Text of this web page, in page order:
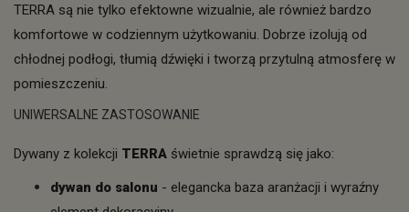
TERRA są nie tylko efektowne wizualnie, ale również bardzo
komfortowe w codziennym użytkowaniu. Dobrze izolują od
chłodnej podłogi, tłumią dźwięki i tworzą przytulną atmosferę w
pomieszczeniu.
UNIWERSALNE ZASTOSOWANIE
Dywany z kolekcji TERRA świetnie sprawdzą się jako:
dywan do salonu - elegancka baza aranżacji i wyraźny